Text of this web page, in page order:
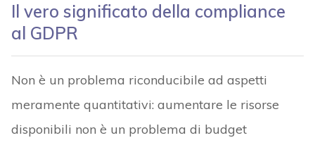
Il vero significato della compliance
al GDPR
Non è un problema riconducibile ad aspetti
meramente quantitativi: aumentare le risorse
disponibili non è un problema di budget